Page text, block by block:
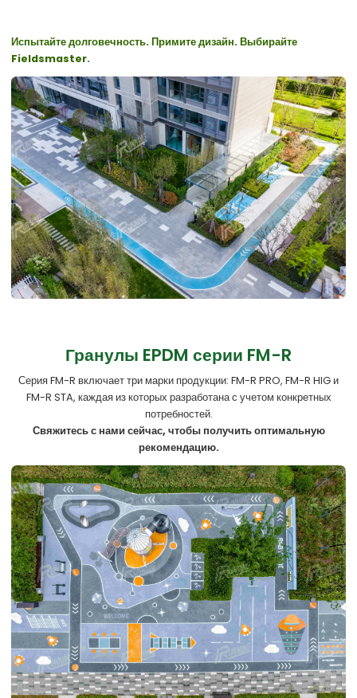
Испытайте долговечность. Примите дизайн. Выбирайте
Fieldsmaster.
Гранулы EPDM серии FM-R
Серия FM-R включает три марки продукции: FM-R PRO, FM-R HIG и
FM-R STA, каждая из которых разработана с учетом конкретных
потребностей.
Свяжитесь с нами сейчас, чтобы получить оптимальную
рекомендацию.